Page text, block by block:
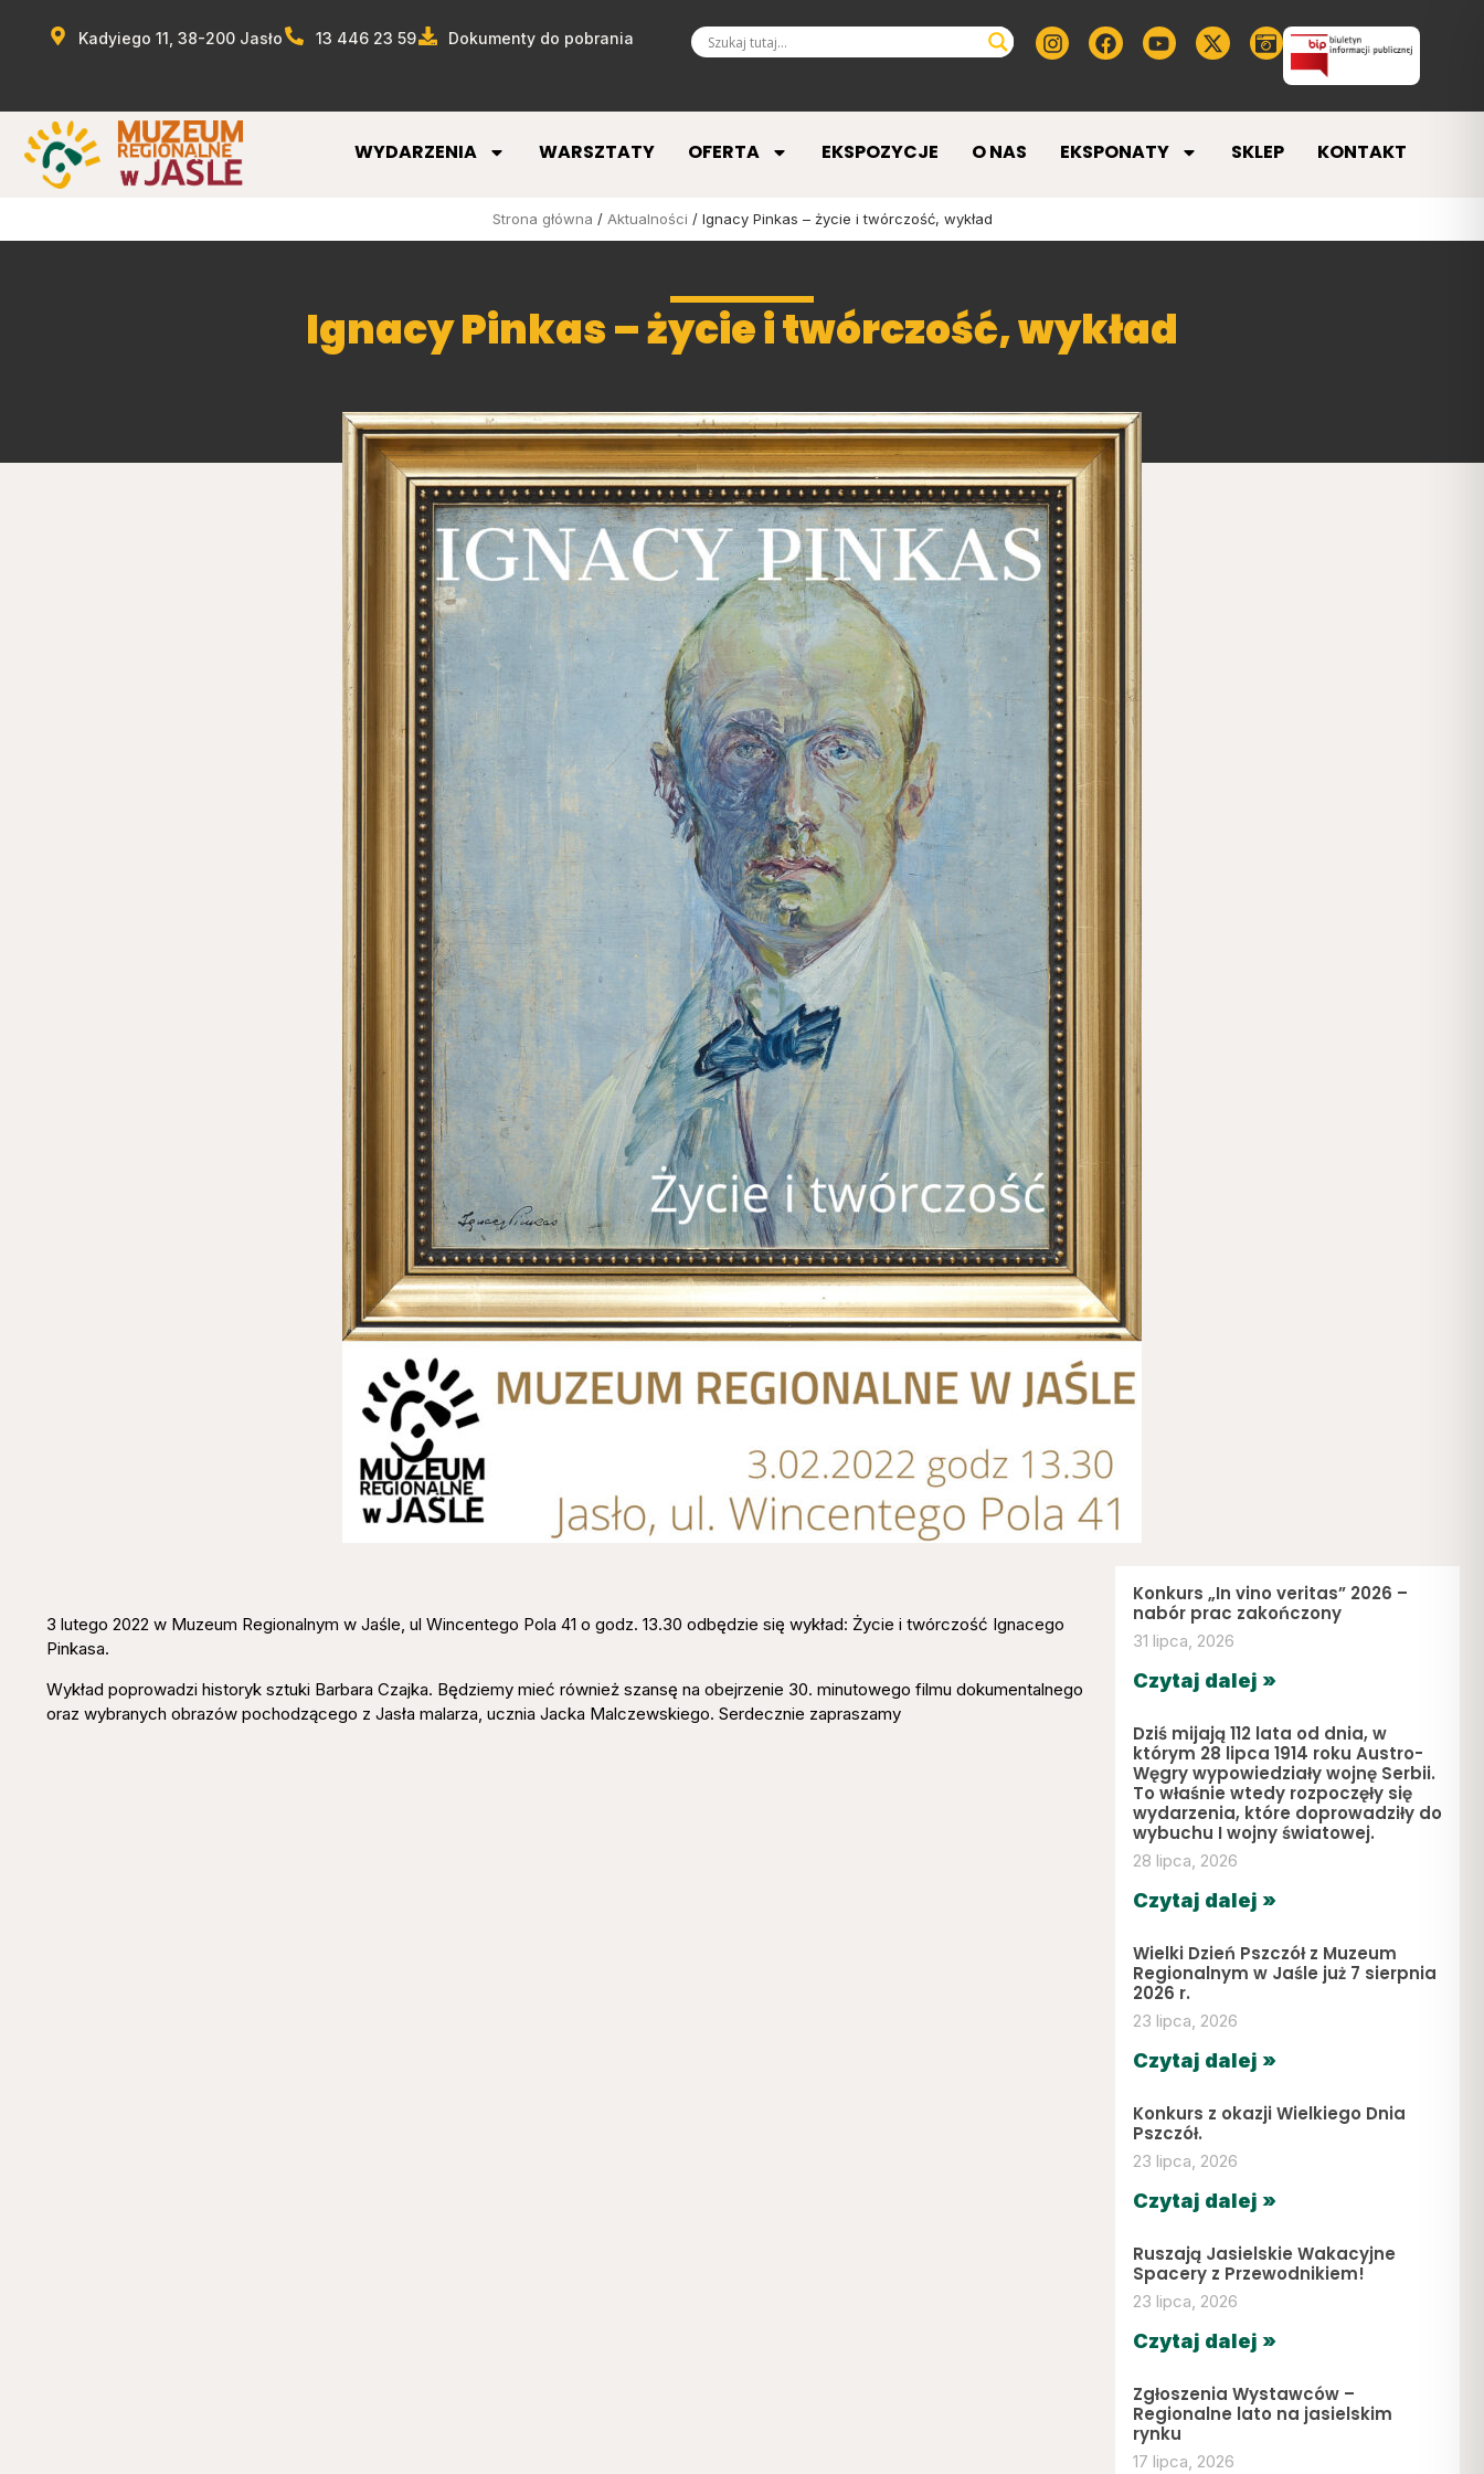
Kadyiego 11, 38-200 Jasło 13 446 23 59 Dokumenty do pobrania
WYDARZENIA WARSZTATY OFERTA EKSPOZYCJE O NAS EKSPONATY SKLEP KONTAKT
Strona główna / Aktualności / Ignacy Pinkas – życie i twórczość, wykład
Ignacy Pinkas – życie i twórczość, wykład
3 lutego 2022 w Muzeum Regionalnym w Jaśle, ul Wincentego Pola 41 o godz. 13.30 odbędzie się wykład: Życie i twórczość Ignacego
Pinkasa.
Wykład poprowadzi historyk sztuki Barbara Czajka. Będziemy mieć również szansę na obejrzenie 30. minutowego filmu dokumentalnego
oraz wybranych obrazów pochodzącego z Jasła malarza, ucznia Jacka Malczewskiego. Serdecznie zapraszamy
Konkurs „In vino veritas” 2026 –
nabór prac zakończony
31 lipca, 2026
Czytaj dalej »
Dziś mijają 112 lata od dnia, w
którym 28 lipca 1914 roku Austro-
Węgry wypowiedziały wojnę Serbii.
To właśnie wtedy rozpoczęły się
wydarzenia, które doprowadziły do
wybuchu I wojny światowej.
28 lipca, 2026
Czytaj dalej »
Wielki Dzień Pszczół z Muzeum
Regionalnym w Jaśle już 7 sierpnia
2026 r.
23 lipca, 2026
Czytaj dalej »
Konkurs z okazji Wielkiego Dnia
Pszczół.
23 lipca, 2026
Czytaj dalej »
Ruszają Jasielskie Wakacyjne
Spacery z Przewodnikiem!
23 lipca, 2026
Czytaj dalej »
Zgłoszenia Wystawców –
Regionalne lato na jasielskim
rynku
17 lipca, 2026